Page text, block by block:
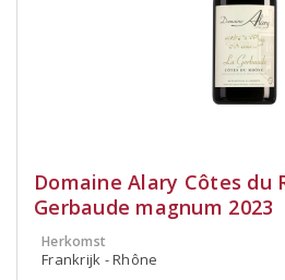
Domaine Alary Côtes du
Gerbaude magnum 2023
Herkomst
Frankrijk - Rhône